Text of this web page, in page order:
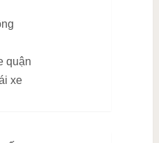
quận
xe